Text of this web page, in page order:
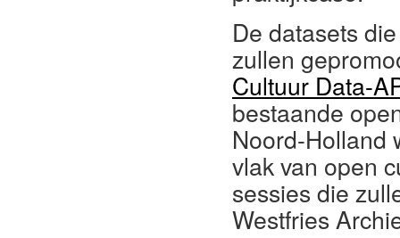
De datasets
zullen
Cultuur Data-
bestaande
Noord-Holland
vlak van open
sessies die
Westfries